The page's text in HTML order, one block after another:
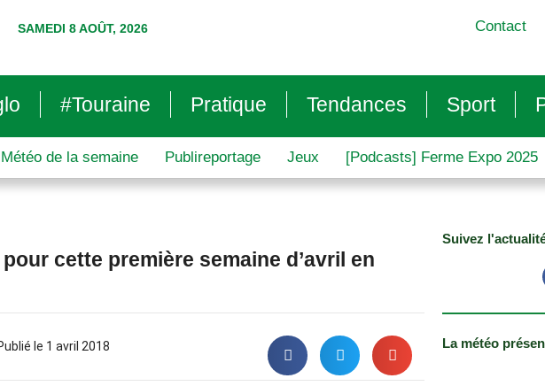
SAMEDI 8 AOÛT, 2026 Contact
#Touraine Pratique Tendances Sport
Météo de la semaine Publireportage Jeux [Podcasts] Ferme Expo 2025
cette première semaine d’avril en
le 1 avril 2018
Suivez
La météo